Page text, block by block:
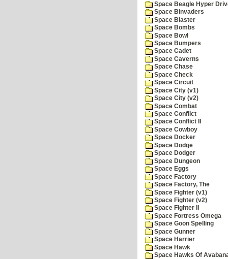
Space Beagle Hyper
Space Binvaders
Space Blaster
Space Bombs
Space Bowl
Space Bumpers
Space Cadet
Space Caverns
Space Chase
Space Check
Space Circuit
Space City (v1)
Space City (v2)
Space Combat
Space Conflict
Space Conflict II
Space Cowboy
Space Docker
Space Dodge
Space Dodger
Space Dungeon
Space Eggs
Space Factory
Space Factory, The
Space Fighter (v1)
Space Fighter (v2)
Space Fighter II
Space Fortress Omega
Space Goon Spelling
Space Gunner
Space Harrier
Space Hawk
Space Hawks Of